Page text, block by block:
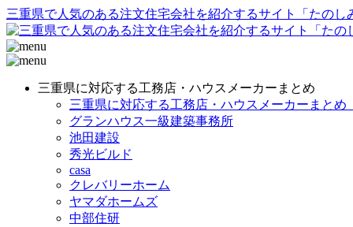
三重県で人気のある注文住宅会社を紹介するサイト「たのし
三重県に対応する工務店・ハウスメーカーまとめ
三重県に対応する工務店・ハウスメーカーまとめ
グランハウス一級建築事務所
池田建設
秀光ビルド
casa
クレバリーホーム
ヤマダホームズ
中部住研